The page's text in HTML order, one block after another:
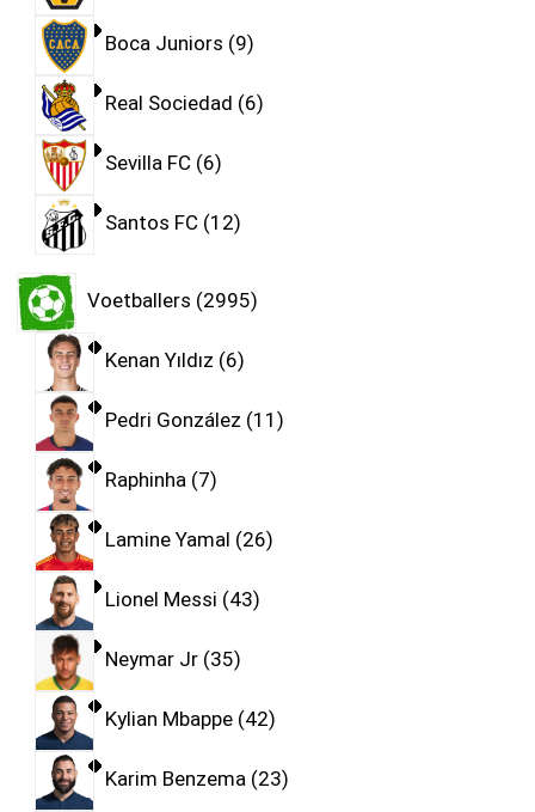
Boca Juniors 9
Real Sociedad 6
Sevilla FC 6
Santos FC 12
Voetballers 2995
Kenan Yıldız 6
Pedri González 11
Raphinha 7
Lamine Yamal 26
Lionel Messi 43
Neymar Jr 35
Kylian Mbappe 42
Karim Benzema 23